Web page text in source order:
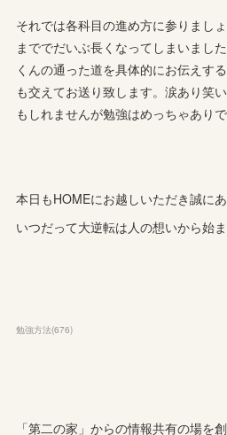
それでは各科目の進め方に参りまし
まででだいぶ長くなってしまいまし
くんの通った道を具体的にお伝えす
も交えてお送り致します。涙あり笑
もしれませんが勉強はめっちゃありで
本日もHOMEにお越しいただき誠に
いつだって大逆転は人の想いから始ま
勉強方法(676)
「第二の家」からの情報共有の場を